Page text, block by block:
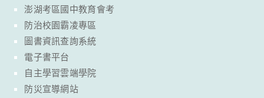
澎湖考區國中教育會考
防治校園霸凌專區
圖書資訊查詢系統
電子書平台
自主學習雲端學院
防災宣導網站